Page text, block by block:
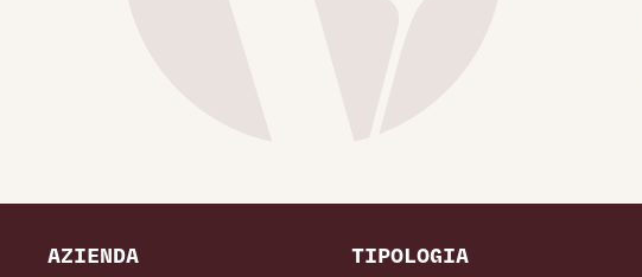
AZIENDA TIPOLOGIA